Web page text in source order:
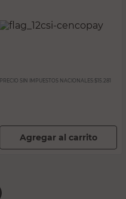
PRECIO SIN IMPUESTOS NACIONALES: $15.281
Agregar al carrito